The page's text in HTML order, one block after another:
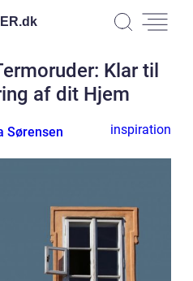
dk
Klar til
af dit Hjem
Sørensen inspiration